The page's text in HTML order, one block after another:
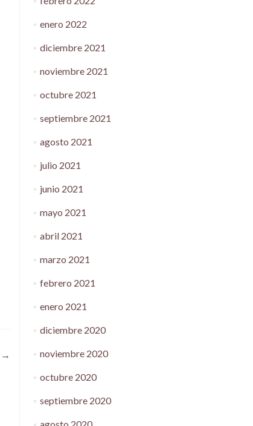
→
enero 2022
diciembre 2021
noviembre 2021
octubre 2021
septiembre 2021
agosto 2021
julio 2021
junio 2021
mayo 2021
abril 2021
marzo 2021
febrero 2021
enero 2021
diciembre 2020
noviembre 2020
octubre 2020
septiembre 2020